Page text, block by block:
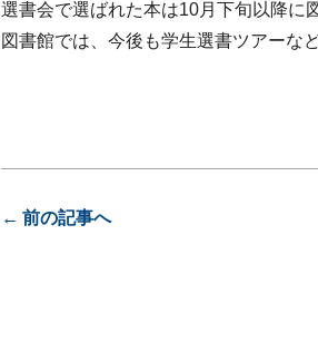
選書会で選ばれた本は10月下旬以降に
図書館では、今後も学生選書ツアーな
前の記事へ